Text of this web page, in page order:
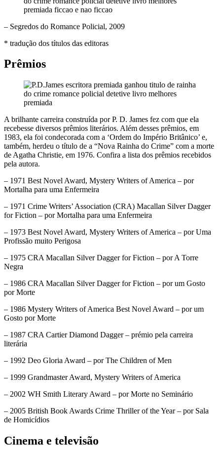
– Segredos do Romance Policial, 2009
* tradução dos títulos das editoras
Prêmios
A brilhante carreira construída por P. D. James fez com que ela
recebesse diversos prêmios literários. Além desses prêmios, em
1983, ela foi condecorada com a ‘Ordem do Império Britânico’ e,
também, herdeu o título de a “Nova Rainha do Crime” com a morte
de Agatha Christie, em 1976. Confira a lista dos prêmios recebidos
pela autora.
– 1971 Best Novel Award, Mystery Writers of America – por
Mortalha para uma Enfermeira
– 1971 Crime Writers’ Association (CRA) Macallan Silver Dagger
for Fiction – por Mortalha para uma Enfermeira
– 1973 Best Novel Award, Mystery Writers of America – por Uma
Profissão muito Perigosa
– 1975 CRA Macallan Silver Dagger for Fiction – por A Torre
Negra
– 1986 CRA Macallan Silver Dagger for Fiction – por um Gosto
por Morte
– 1986 Mystery Writers of America Best Novel Award – por um
Gosto por Morte
– 1987 CRA Cartier Diamond Dagger – prémio pela carreira
literária
– 1992 Deo Gloria Award – por The Children of Men
– 1999 Grandmaster Award, Mystery Writers of America
– 2002 WH Smith Literary Award – por Morte no Seminário
– 2005 British Book Awards Crime Thriller of the Year – por Sala
de Homicídios
Cinema e televisão